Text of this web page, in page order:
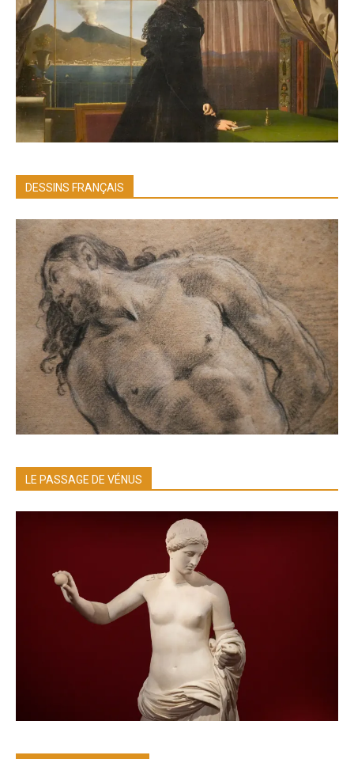
DESSINS FRANÇAIS
LE PASSAGE DE VÉNUS